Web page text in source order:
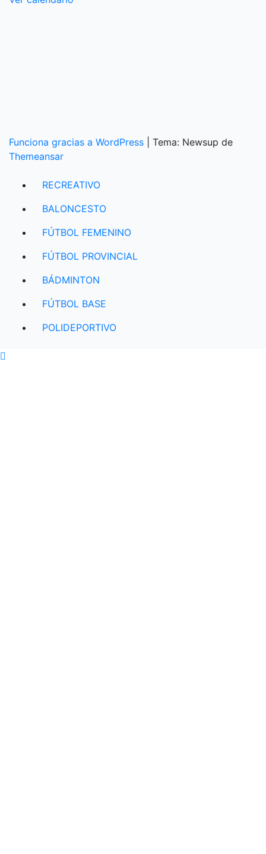
Funciona gracias a WordPress
Tema: Newsup de
Themeansar
RECREATIVO
BALONCESTO
FÚTBOL FEMENINO
FÚTBOL PROVINCIAL
BÁDMINTON
FÚTBOL BASE
POLIDEPORTIVO